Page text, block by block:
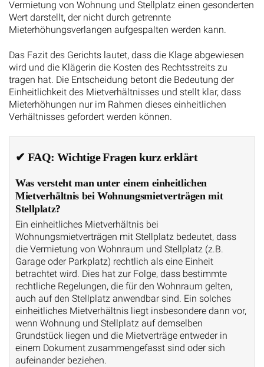
Vermietung von Wohnung und Stellplatz einen gesonderten
Wert darstellt, der nicht durch getrennte
Mieterhöhungsverlangen aufgespalten werden kann.
Das Fazit des Gerichts lautet, dass die Klage abgewiesen
wird und die Klägerin die Kosten des Rechtsstreits zu
tragen hat. Die Entscheidung betont die Bedeutung der
Einheitlichkeit des Mietverhältnisses und stellt klar, dass
Mieterhöhungen nur im Rahmen dieses einheitlichen
Verhältnisses gefordert werden können.
✔ FAQ: Wichtige Fragen kurz erklärt
Was versteht man unter einem einheitlichen
Mietverhältnis bei Wohnungsmietverträgen mit
Stellplatz?
Ein einheitliches Mietverhältnis bei
Wohnungsmietverträgen mit Stellplatz bedeutet, dass
die Vermietung von Wohnraum und Stellplatz (z.B.
Garage oder Parkplatz) rechtlich als eine Einheit
betrachtet wird. Dies hat zur Folge, dass bestimmte
rechtliche Regelungen, die für den Wohnraum gelten,
auch auf den Stellplatz anwendbar sind. Ein solches
einheitliches Mietverhältnis liegt insbesondere dann vor,
wenn Wohnung und Stellplatz auf demselben
Grundstück liegen und die Mietverträge entweder in
einem Dokument zusammengefasst sind oder sich
aufeinander beziehen.